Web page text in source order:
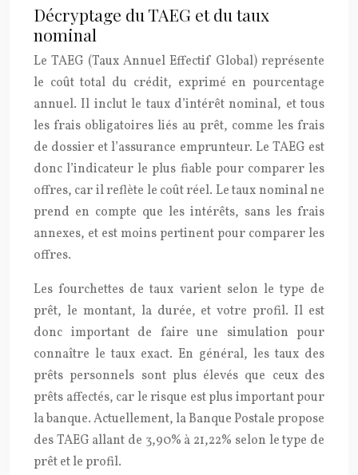
Décryptage du TAEG et du taux
nominal
Le TAEG (Taux Annuel Effectif Global) représente
le coût total du crédit, exprimé en pourcentage
annuel. Il inclut le taux d’intérêt nominal, et tous
les frais obligatoires liés au prêt, comme les frais
de dossier et l’assurance emprunteur. Le TAEG est
donc l’indicateur le plus fiable pour comparer les
offres, car il reflète le coût réel. Le taux nominal ne
prend en compte que les intérêts, sans les frais
annexes, et est moins pertinent pour comparer les
offres.
Les fourchettes de taux varient selon le type de
prêt, le montant, la durée, et votre profil. Il est
donc important de faire une simulation pour
connaître le taux exact. En général, les taux des
prêts personnels sont plus élevés que ceux des
prêts affectés, car le risque est plus important pour
la banque. Actuellement, la Banque Postale propose
des TAEG allant de 3,90% à 21,22% selon le type de
prêt et le profil.